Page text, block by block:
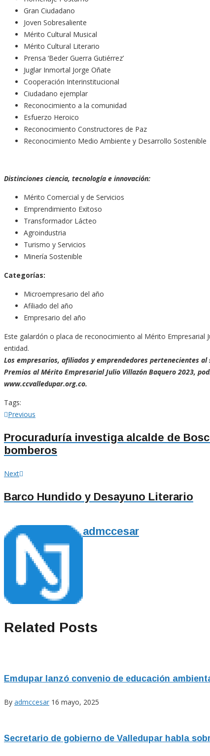
Gran Ciudadano
Joven Sobresaliente
Mérito Cultural Musical
Mérito Cultural Literario
Prensa ‘Beder Guerra Gutiérrez’
Juglar Inmortal Jorge Oñate
Cooperación Interinstitucional
Ciudadano ejemplar
Reconocimiento a la comunidad
Esfuerzo Heroico
Reconocimiento Constructores de Paz
Reconocimiento Medio Ambiente y Desarrollo Sostenible
Distinciones ciencia, tecnología e innovación:
Mérito Comercial y de Servicios
Emprendimiento Exitoso
Transformador Lácteo
Agroindustria
Turismo y Servicios
Minería Sostenible
Categorías:
Microempresario del año
Afiliado del año
Empresario del año
Este galardón o placa de reconocimiento al Mérito Empresarial
entidad.
Los empresarios, afiliados y emprendedores pertenecientes
Premios al Mérito Empresarial Julio Villazón Baquero 2023,
www.ccvalledupar.org.co.
Tags:
Navegación
de
entradas
Previous
Procuraduría investiga alcalde de
bomberos
Next
Barco Hundido y Desayuno Literario
admccesar
Related Posts
Emdupar lanzó convenio de educación
By admccesar 16 mayo, 2025
Secretario de gobierno de Valledupar habla